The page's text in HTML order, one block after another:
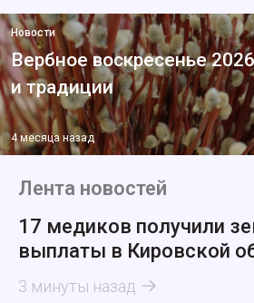
Новости
Вербное воскресенье
и традиции
4 месяца назад
Лента новостей
17 медиков получили
выплаты в Кировской
3 минуты назад